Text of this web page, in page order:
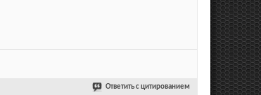
Ответить с цитированием